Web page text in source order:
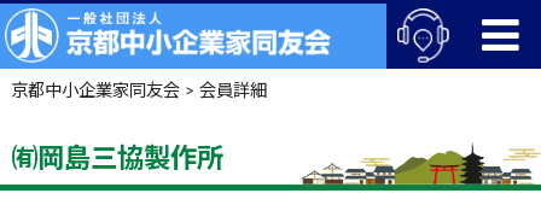
京都中小企業家同友会> 会員詳細
㈲岡島三協製作所